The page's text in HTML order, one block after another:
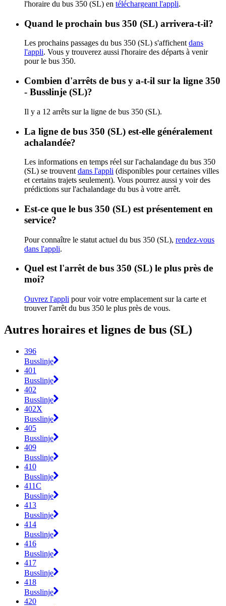
l'horaire du bus 350 (SL) en téléchargeant l'appli.
Quand le prochain bus 350 (SL) arrivera-t-il?
Les prochains passages du bus 350 (SL) s'affichent dans
l'appli. Vous y trouverez aussi l'horaire des départs à venir
pour le bus 350.
Combien d'arrêts de bus y a-t-il sur la ligne 350
- Busslinje (SL)?
Il y a 12 arrêts sur la ligne de bus 350 (SL).
La ligne de bus 350 (SL) est-elle généralement
achalandée?
Les informations en temps réel sur l'achalandage du bus 350
(SL) se trouvent dans l'appli (disponibles pour certaines villes
et certains trajets seulement). Vous pourrez aussi y voir des
prédictions sur l'achalandage du bus à votre arrêt.
Est-ce que le bus 350 (SL) est présentement en
service?
Pour connaître le statut actuel du bus 350 (SL), rendez-vous
dans l'appli.
Quel est l'arrêt de bus 350 (SL) le plus près de
moi?
Ouvrez l'appli pour voir votre emplacement sur la carte et
trouver l'arrêt du bus 350 le plus près de vous.
Autres horaires et lignes de bus (SL)
396
Busslinje
401
Busslinje
402
Busslinje
402X
Busslinje
405
Busslinje
409
Busslinje
410
Busslinje
411C
Busslinje
413
Busslinje
414
Busslinje
416
Busslinje
417
Busslinje
418
Busslinje
420